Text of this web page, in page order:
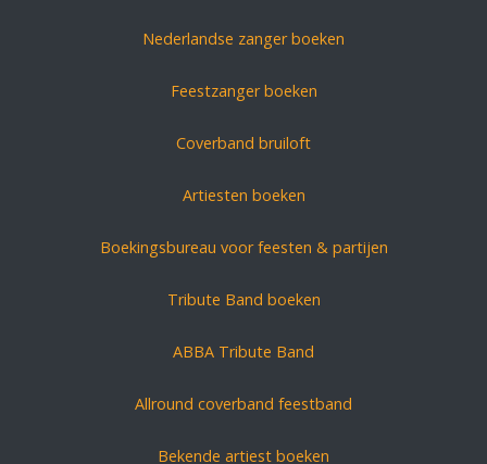
Nederlandse zanger boeken
Feestzanger boeken
Coverband bruiloft
Artiesten boeken
Boekingsbureau voor feesten & partijen
Tribute Band boeken
ABBA Tribute Band
Allround coverband feestband
Bekende artiest boeken